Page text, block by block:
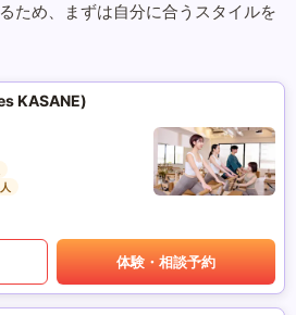
ため、まずは自分に合うスタイルを
KASANE)
体験・相談予約